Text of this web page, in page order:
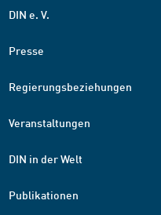
DIN e. V.
Presse
Regierungsbeziehungen
Veranstaltungen
DIN in der Welt
Publikationen